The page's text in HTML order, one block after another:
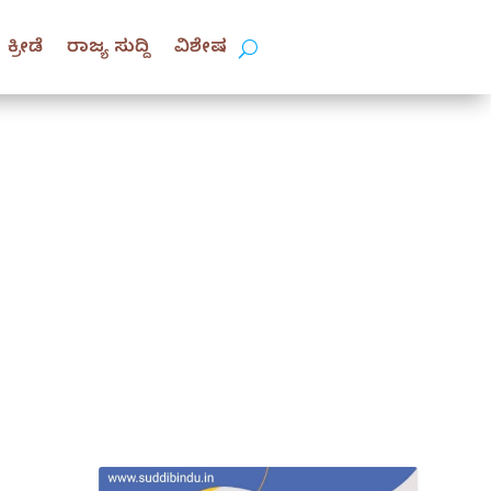
ಕ್ರೀಡೆ ರಾಜ್ಯ ಸುದ್ದಿ ವಿಶೇಷ